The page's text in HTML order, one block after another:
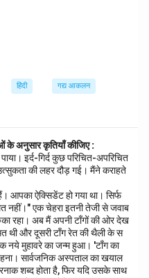
हिंदी गद्य आकलन
के अनुसार कृतियाँ कीजिए :
इर्द-गिर्द कुछ परिचित-अपरिचित
की लहर दौड़ गई। मैंने कराहते
आपका ऐक्सिडेंट हो गया था। सिर्फ
नहीं।" एक चेहरा इतनी तेजी से जवाब
रहा। अब मैं अपनी टाँगों की ओर देख
थी और दूसरी टाँग रेत की थैली के स
नये मुहावरे का जन्म हुआ। 'टाँग का
सार्वजनिक अस्पताल का खयाल
शब्द होता है, फिर यदि उसके साथ